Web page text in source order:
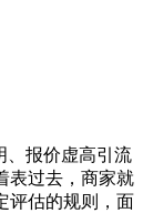
、报价虚高引流
表过去，商家就
评估的规则，面